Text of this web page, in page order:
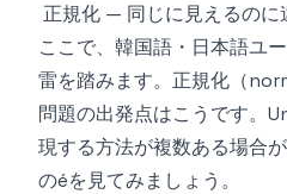
正規化 — 同じに見えるのに
ここで、韓国語・日本語ユ
雷を踏みます。正規化（
問題の出発点はこうです。
現する方法が複数ある場合
のéを見てみましょう。